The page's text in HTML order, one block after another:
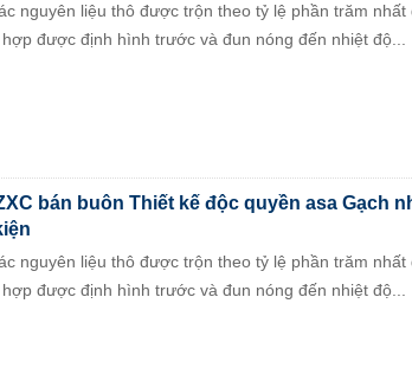
nguyên liệu thô được trộn theo tỷ lệ phần trăm
được định hình trước và đun nóng đến nhiệt độ...
bán buôn Thiết kế độc quyền asa Gạch
nguyên liệu thô được trộn theo tỷ lệ phần trăm
được định hình trước và đun nóng đến nhiệt độ...